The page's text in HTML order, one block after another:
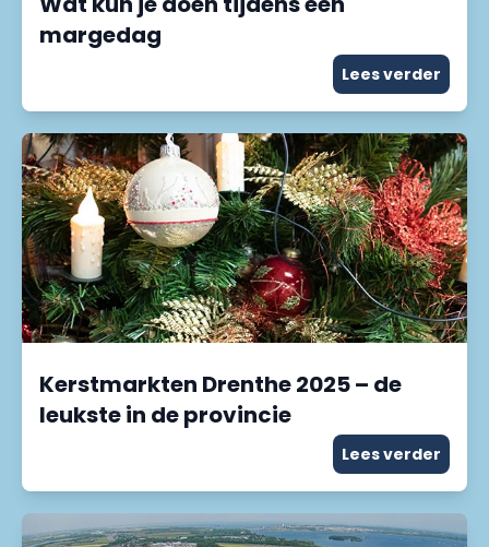
margedag
Lees verder
Kerstmarkten Drenthe 2025 – de
leukste in de provincie
Lees verder